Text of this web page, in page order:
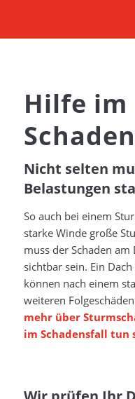
Hilfe im
Nicht selten
Belastungen
So auch bei einem
starke Winde große
muss der Schaden
sichtbar sein. Ein
können nach einem
weiteren
mehr über
im Schadensfall tun